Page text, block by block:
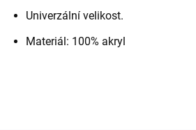
Univerzální velikost.
Materiál: 100% akryl